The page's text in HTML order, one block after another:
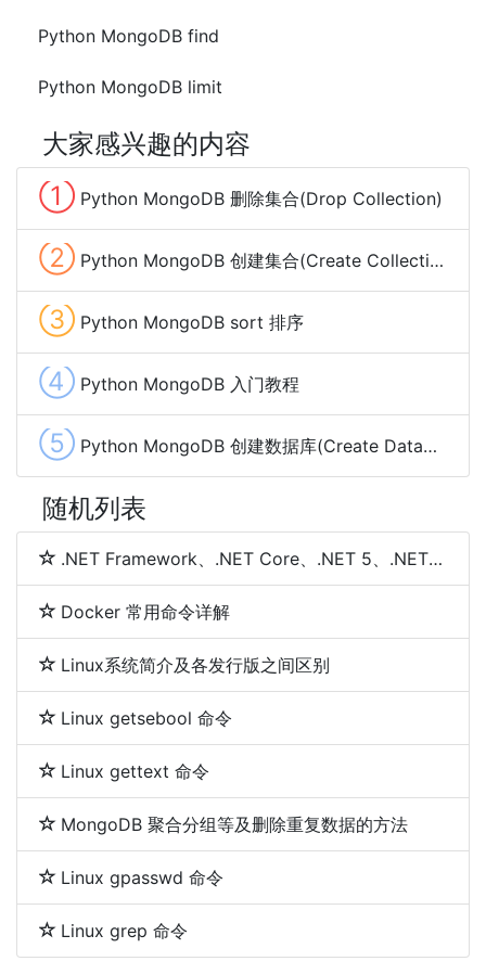
Python MongoDB find
Python MongoDB limit
大家感兴趣的内容
① Python MongoDB 删除集合(Drop Collection)
② Python MongoDB 创建集合(Create Collection)
③ Python MongoDB sort 排序
④ Python MongoDB 入门教程
⑤ Python MongoDB 创建数据库(Create Database)
随机列表
.NET Framework、.NET Core、.NET 5、.NET 6和.NET 7 简介及区别
Docker 常用命令详解
Linux系统简介及各发行版之间区别
Linux getsebool 命令
Linux gettext 命令
MongoDB 聚合分组等及删除重复数据的方法
Linux gpasswd 命令
Linux grep 命令